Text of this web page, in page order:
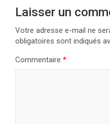
Laisser un
Votre adresse e-mail ne
obligatoires sont indiqués
Commentaire *